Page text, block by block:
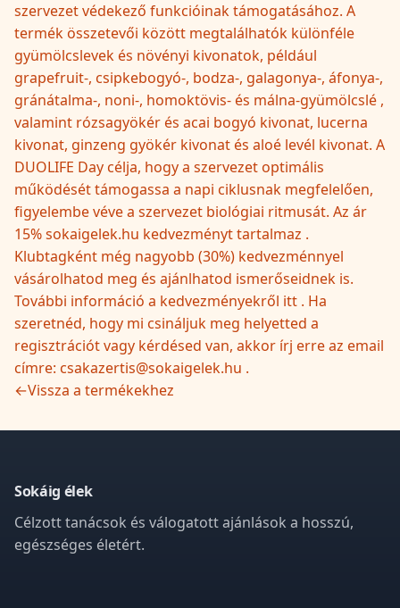
szervezet védekező funkcióinak támogatásához. A
termék összetevői között megtalálhatók különféle
gyümölcslevek és növényi kivonatok, például
grapefruit-, csipkebogyó-, bodza-, galagonya-, áfonya-,
gránátalma-, noni-, homoktövis- és málna-gyümölcslé ,
valamint rózsagyökér és acai bogyó kivonat, lucerna
kivonat, ginzeng gyökér kivonat és aloé levél kivonat. A
DUOLIFE Day célja, hogy a szervezet optimális
működését támogassa a napi ciklusnak megfelelően,
figyelembe véve a szervezet biológiai ritmusát. Az ár
15% sokaigelek.hu kedvezményt tartalmaz .
Klubtagként még nagyobb (30%) kedvezménnyel
vásárolhatod meg és ajánlhatod ismerőseidnek is.
További információ a kedvezményekről itt . Ha
szeretnéd, hogy mi csináljuk meg helyetted a
regisztrációt vagy kérdésed van, akkor írj erre az email
címre: csakazertis@sokaigelek.hu .
←Vissza a termékekhez
Sokáig élek
Célzott tanácsok és válogatott ajánlások a hosszú,
egészséges életért.